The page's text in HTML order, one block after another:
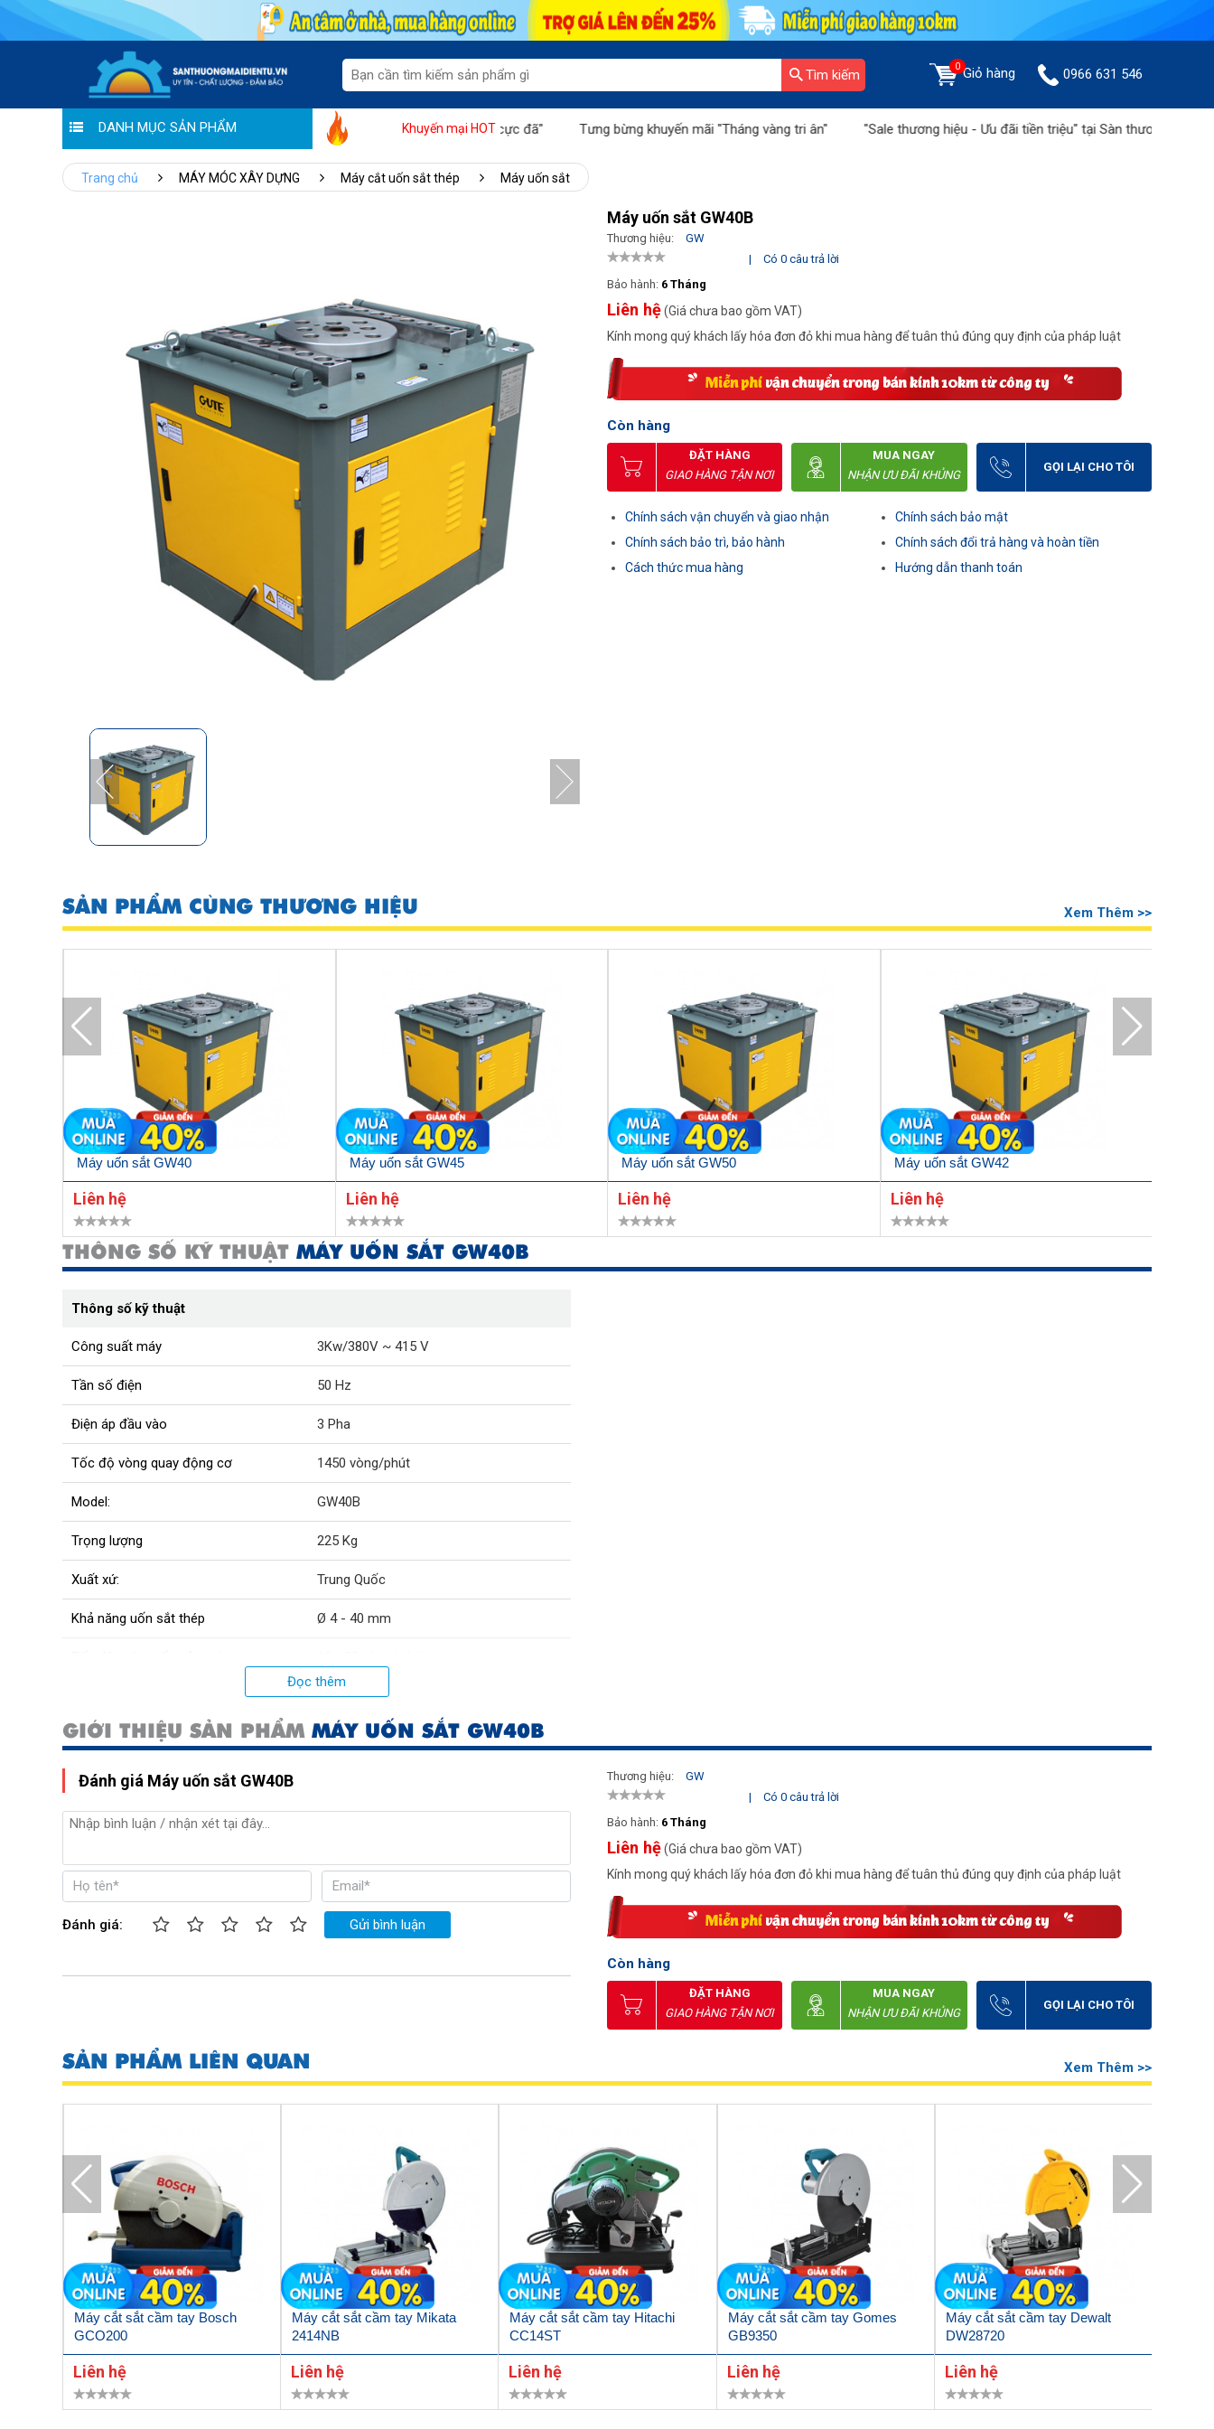
Tìm kiếm 0 Giỏ hàng 0966 631 546
DANH MỤC SẢN PHẨM Khuyến mại HOT
Bùng nổ ưu đãi: "Chào hè rộn rã - khuyến mãi cực đã" Tưng bừng khuyến mãi "Tháng vàng tri ân" "Sale thương hiệu - Ưu đãi tiền triệu" tại Sàn thương mại Hoàng Liên
Trang chủ MÁY MÓC XÂY DỰNG Máy cắt uốn sắt thép Máy uốn sắt
Máy uốn sắt GW40B
Thương hiệu:
GW
|
Có 0 câu trả lời
Bảo hành: 6 Tháng
Liên hệ(Giá chưa bao gồm VAT)
Kính mong quý khách lấy hóa đơn đỏ khi mua hàng để tuân thủ đúng quy định của pháp luật
Còn hàng
ĐẶT HÀNG
GIAO HÀNG TẬN NƠI
MUA NGAY
NHẬN ƯU ĐÃI KHỦNG
GỌI LẠI CHO TÔI
Chính sách vận chuyển và giao nhận
Chính sách bảo trì, bảo hành
Cách thức mua hàng
Chính sách bảo mật
Chính sách đổi trả hàng và hoàn tiền
Hướng dẫn thanh toán
SẢN PHẨM CÙNG THƯƠNG HIỆU Xem Thêm >>
Máy uốn sắt GW40
Liên hệ
Máy uốn sắt GW45
Liên hệ
Máy uốn sắt GW50
Liên hệ
Máy uốn sắt GW42
Liên hệ
THÔNG SỐ KỸ THUẬT MÁY UỐN SẮT GW40B
Thông số kỹ thuật
Công suất máy 3Kw/380V ~ 415 V
Tần số điện 50 Hz
Điện áp đầu vào 3 Pha
Tốc độ vòng quay động cơ 1450 vòng/phút
Model: GW40B
Trọng lượng 225 Kg
Xuất xứ: Trung Quốc
Khả năng uốn sắt thép Ø 4 - 40 mm
Đọc thêm
GIỚI THIỆU SẢN PHẨM MÁY UỐN SẮT GW40B
Đánh giá Máy uốn sắt GW40B
Đánh giá: Gửi bình luận
Thương hiệu:
GW
|
Có 0 câu trả lời
Bảo hành: 6 Tháng
Liên hệ(Giá chưa bao gồm VAT)
Kính mong quý khách lấy hóa đơn đỏ khi mua hàng để tuân thủ đúng quy định của pháp luật
Còn hàng
ĐẶT HÀNG
GIAO HÀNG TẬN NƠI
MUA NGAY
NHẬN ƯU ĐÃI KHỦNG
GỌI LẠI CHO TÔI
SẢN PHẨM LIÊN QUAN Xem Thêm >>
Máy cắt sắt cầm tay Bosch
GCO200
Liên hệ
Máy cắt sắt cầm tay Mikata
2414NB
Liên hệ
Máy cắt sắt cầm tay Hitachi
CC14ST
Liên hệ
Máy cắt sắt cầm tay Gomes
GB9350
Liên hệ
Máy cắt sắt cầm tay Dewalt
DW28720
Liên hệ